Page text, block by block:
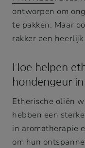
ontworpen om
te pakken. Maar
rakker een
Hoe helpen
hondengeur in
Etherische oliën
hebben een
in aromatherapie
om hun